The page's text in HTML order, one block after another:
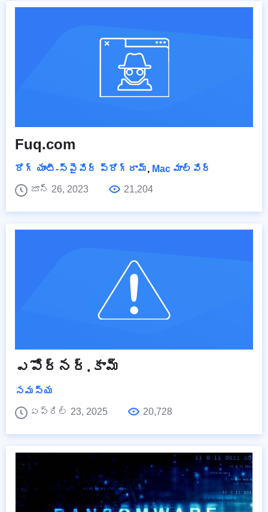
Fuq.com
రోగ్ యాంటీ-స్పైవేర్ ప్రోగ్రామ్, Mac మాల్వేర్
జూన్ 26, 2023
21,204
ఎపోర్నర్.కామ్
సమస్య
ఏప్రిల్ 23, 2025
20,728